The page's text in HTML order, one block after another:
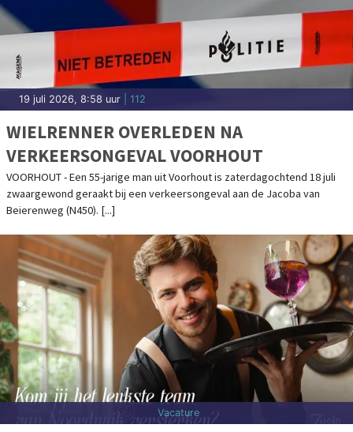
19 juli 2026, 8:58 uur | 112
WIELRENNER OVERLEDEN NA
VERKEERSONGEVAL VOORHOUT
VOORHOUT - Een 55-jarige man uit Voorhout is zaterdagochtend 18 juli
zwaargewond geraakt bij een verkeersongeval aan de Jacoba van
Beierenweg (N450). [...]
Vacature